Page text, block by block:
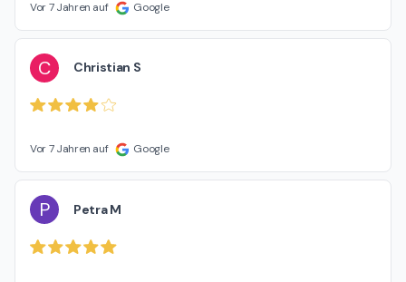
Vor 7 Jahren auf Google
C Christian S
Vor 7 Jahren auf Google
P Petra M